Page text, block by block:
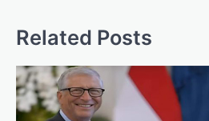
Related Posts